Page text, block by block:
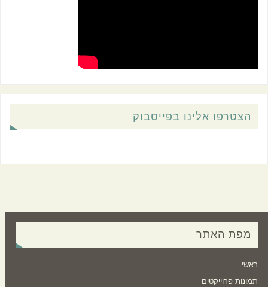
הצטרפו אלינו בפייסבוק
מפת האתר
ראשי
תמונות פרוייקטים